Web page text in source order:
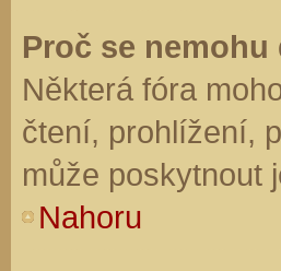
Proč se
Některá fóra
čtení, prohlížení,
může poskytnout
Nahoru